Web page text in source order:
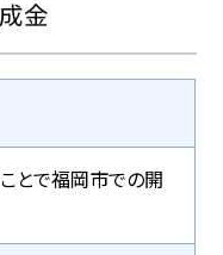
金
とで福岡市での開